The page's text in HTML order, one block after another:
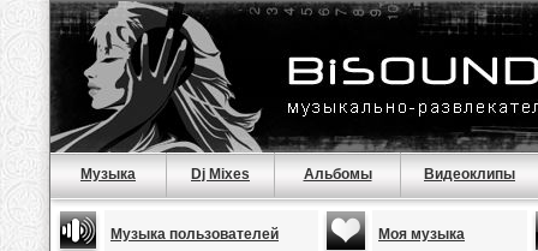
Музыка Dj Mixes Альбомы Видеоклипы
Музыка пользователей Моя музыка